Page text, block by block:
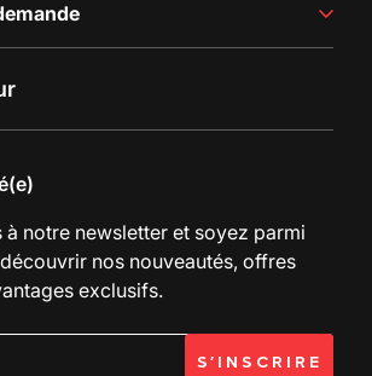
documentation
notre newsletter et soyez parmi
nos nouveautés, offres
exclusifs.